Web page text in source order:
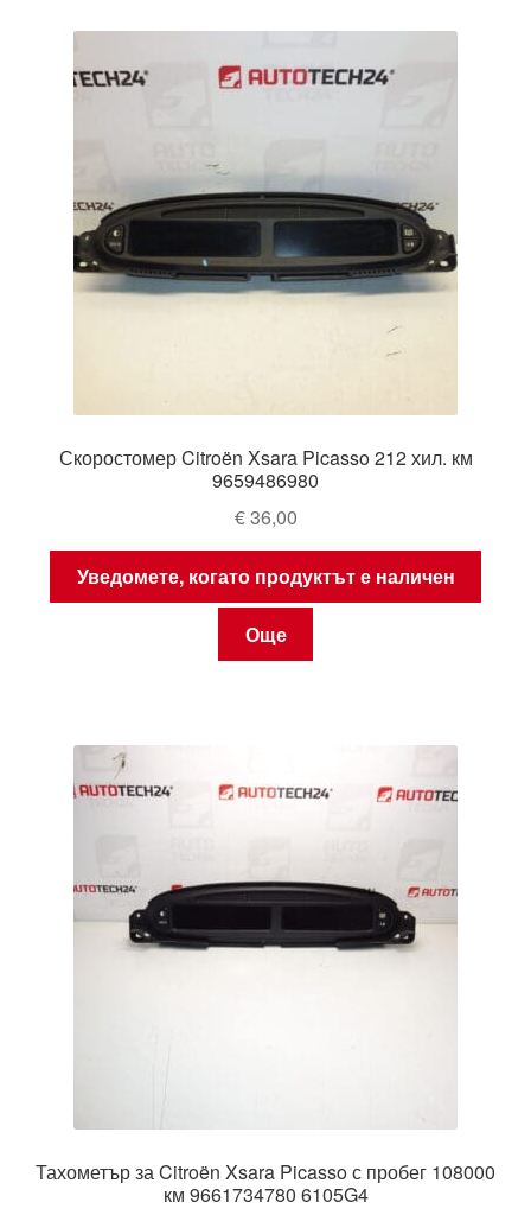
Скоростомер Citroën Xsara Picasso 212 хил. км
9659486980
€36,00
Уведомете, когато продуктът е наличен
Още
Тахометър за Citroën Xsara Picasso с пробег 108000
км 9661734780 6105G4